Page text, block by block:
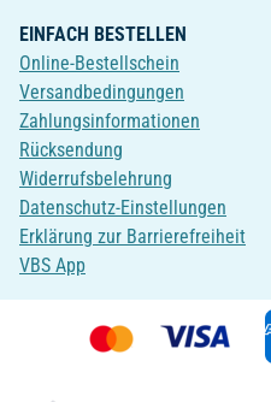
EINFACH BESTELLEN
Online-Bestellschein
Versandbedingungen
Zahlungsinformationen
Rücksendung
Widerrufsbelehrung
Datenschutz-Einstellungen
Erklärung zur Barrierefreiheit
VBS App